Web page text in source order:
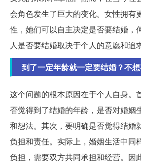
会角色发生了巨大的变化。女性拥有
性，她们可以自主决定是否要结婚，
人是否要结婚取决于个人的意愿和追求
到了一定年龄就一定要结婚？不
这个问题的根本原因在于个人自身。
否觉得到了结婚的年龄，是否对婚姻
和想法。其次，要明确是否觉得结婚
负担和责任。实际上，婚姻生活中同
负担，需要双方共同承担和经营。因